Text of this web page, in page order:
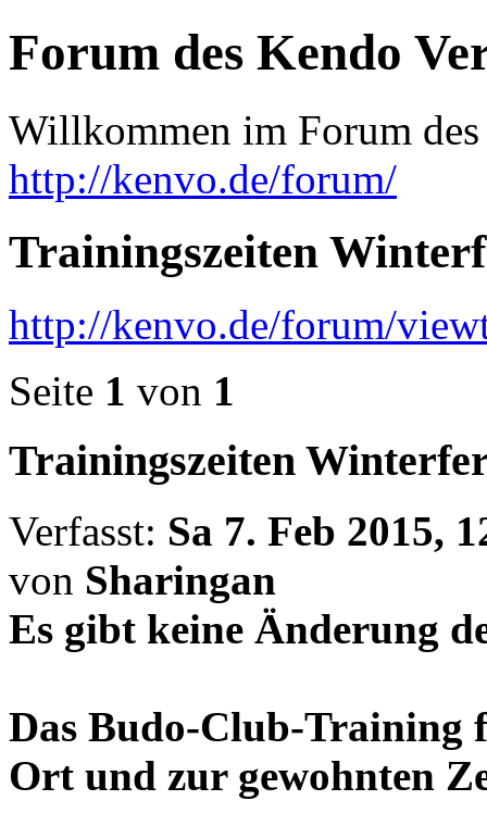
Forum des Kendo
Willkommen im Forum
http://kenvo.de/forum/
Trainingszeiten
http://kenvo.de/forum/
Seite 1 von 1
Trainingszeiten
Verfasst: Sa 7. Feb 2015,
von Sharingan
Es gibt keine Änderung
Das Budo-Club-Training
Ort und zur gewohnten